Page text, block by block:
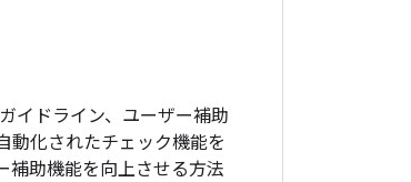
イドライン、ユーザー補助
動化されたチェック機能を
補助機能を向上させる方法